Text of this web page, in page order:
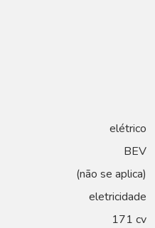
elétrico
BEV
(não se aplica)
eletricidade
171 cv